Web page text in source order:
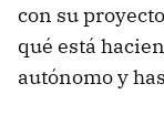
con su
qué está
autónomo y